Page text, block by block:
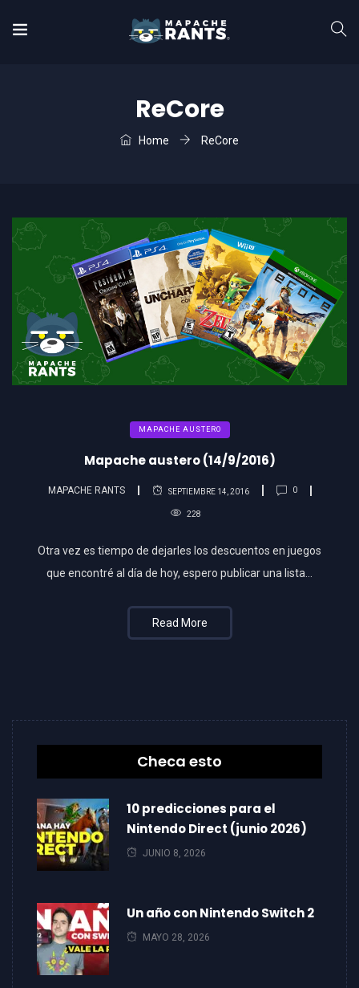
ReCore
Home ReCore
MAPACHE AUSTERO
Mapache austero (14/9/2016)
MAPACHE RANTS SEPTIEMBRE 14, 2016 0
228
Otra vez es tiempo de dejarles los descuentos en juegos
que encontré al día de hoy, espero publicar una lista…
Read More
Checa esto
10 predicciones para el
Nintendo Direct (junio 2026)
JUNIO 8, 2026
Un año con Nintendo Switch 2
MAYO 28, 2026